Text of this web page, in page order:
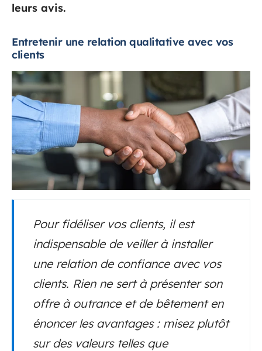
leurs avis.
Entretenir une relation qualitative avec vos
clients
Pour fidéliser vos clients, il est
indispensable de veiller à installer
une relation de confiance avec vos
clients. Rien ne sert à présenter son
offre à outrance et de bêtement en
énoncer les avantages : misez plutôt
sur des valeurs telles que